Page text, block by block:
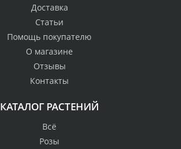
Доставка
Статьи
Помощь покупателю
О магазине
Отзывы
Контакты
КАТАЛОГ РАСТЕНИЙ
Всё
Розы